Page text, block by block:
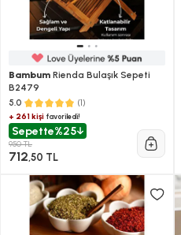
Bambum Rienda Bulaşık Sepeti
B2479
5.0 (1)
+ 261 kişi favoriledi!
Sepette%25
950 TL
712,50 TL